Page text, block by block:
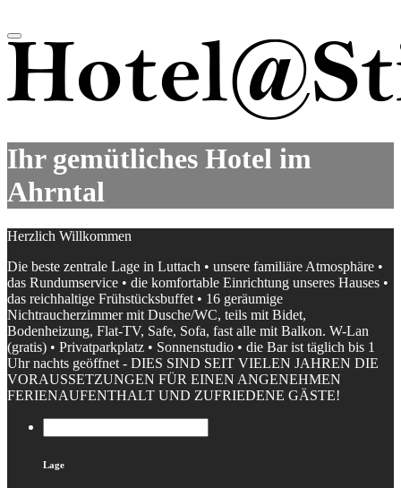
to
content
Menu
Ihr gemütliches Hotel im
Ahrntal
Herzlich Willkommen
Die beste zentrale Lage in Luttach • unsere familiäre Atmosphäre •
das Rundumservice • die komfortable Einrichtung unseres Hauses •
das reichhaltige Frühstücksbuffet • 16 geräumige
Nichtraucherzimmer mit Dusche/WC, teils mit Bidet,
Bodenheizung, Flat-TV, Safe, Sofa, fast alle mit Balkon. W-Lan
(gratis) • Privatparkplatz • Sonnenstudio • die Bar ist täglich bis 1
Uhr nachts geöffnet - DIES SIND SEIT VIELEN JAHREN DIE
VORAUSSETZUNGEN FÜR EINEN ANGENEHMEN
FERIENAUFENTHALT UND ZUFRIEDENE GÄSTE!
Lage